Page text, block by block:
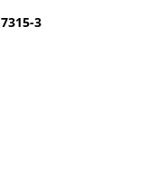
7315-3